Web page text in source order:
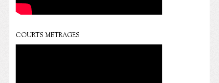
COURTS METRAGES